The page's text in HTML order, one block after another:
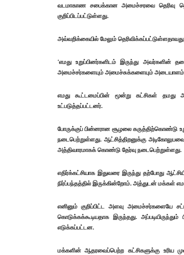
வடமாகாண சபைக்கான அமைச்சரவை தெரிவு
குறிப்பிடப்பட்டுள்ளது.
அவ்வறிக்கையில் மேலும்
‘எமது உறுப்பினர்களிடம் இருந்து
அமைச்சர்களையும் அமைச்சுக்களையும் அடையாளம்
எமது கூட்டமைப்பின் மூன்று கட்சிகள் தமது
உட்படுத்தப்பட்டனர்.
போருக்குப் பின்னரான சூழலை கருத்திற்கொண்டு
நடைபெற்றுள்ளது. ஆட்சித்திறனுக்கு
அத்திவாரமாகக் கொண்டு தேர்வு நடைபெற்றுள்ளது.
எதிர்க்கட்சியாக இதுவரை இருந்து தற்போது
நிர்ப்பந்தத்தில் இருக்கின்றோம். அத்துடன்
எனினும் குறிப்பிட்ட அளவு அமைச்சர்களையே
கொடுக்கக்கூடியதாக இருந்தது.
எடுக்கப்பட்டன.
மக்களின் ஆதரவைப்பெற்ற கட்சிகளுக்கு உரிய